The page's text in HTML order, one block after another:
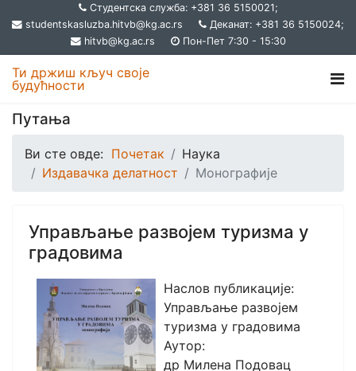
Студентска служба: +381 36 5150021;
studentskasluzba.hitvb@kg.ac.rs
Деканат: +381 36 5150024;
hitvb@kg.ac.rs
Пон-Пет 7:30 - 15:30
Ти држиш кључ своје
будућности
Путања
Ви сте овде: Почетак
Наука
Издавачка делатност
Монографије
Управљање развојем туризма у
градовима
Наслов публикације:
Управљање развојем
туризма у градовима
Аутор:
др Милена Подовац